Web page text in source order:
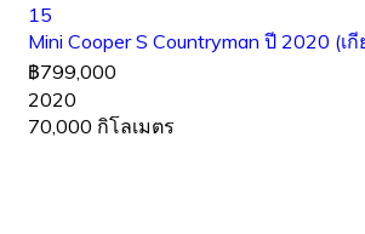
15
Mini Cooper S Countryman ปี 2020 (เ
฿799,000
2020
70,000 กิโลเมตร